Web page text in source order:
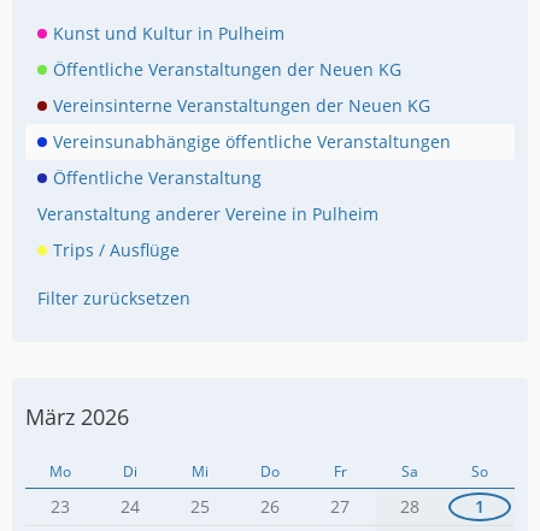
Kunst und Kultur in Pulheim
Öffentliche Veranstaltungen der Neuen KG
Vereinsinterne Veranstaltungen der Neuen KG
Vereinsunabhängige öffentliche Veranstaltungen
Öffentliche Veranstaltung
Veranstaltung anderer Vereine in Pulheim
Trips / Ausflüge
Filter zurücksetzen
März 2026
Mo Di Mi Do Fr Sa So
23 24 25 26 27 28
1